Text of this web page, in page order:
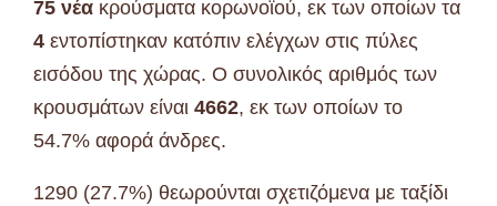
75 νέα κρούσματα κορωνοϊού, εκ των οποίων τα
4 εντοπίστηκαν κατόπιν ελέγχων στις πύλες
εισόδου της χώρας. Ο συνολικός αριθμός των
κρουσμάτων είναι 4662, εκ των οποίων το
54.7% αφορά άνδρες.
1290 (27.7%) θεωρούνται σχετιζόμενα με ταξίδι